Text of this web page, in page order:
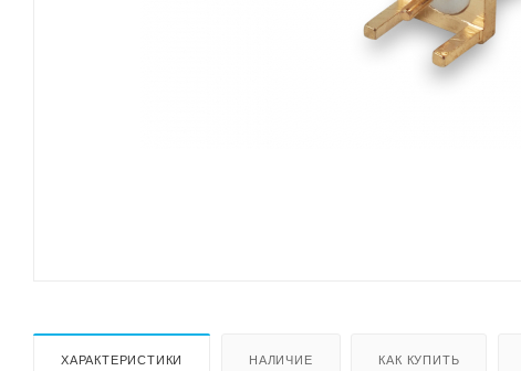
ХАРАКТЕРИСТИКИ НАЛИЧИЕ КАК КУПИТЬ